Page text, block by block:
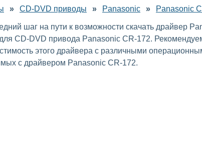
» CD-DVD приводы » Panasonic » Panasonic
шаг на пути к возможности скачать драйвер
CD-DVD привода Panasonic CR-172.
этого драйвера с различными
с драйвером Panasonic CR-172.